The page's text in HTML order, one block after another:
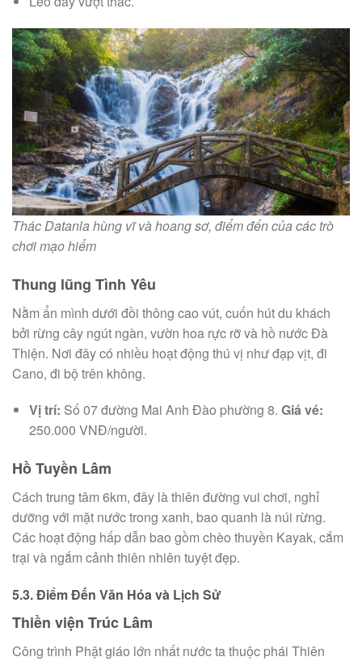
Thác Datanla hùng vĩ và hoang sơ, điểm đến của các trò
chơi mạo hiểm
Thung lũng Tình Yêu
Nằm ẩn mình dưới đồi thông cao vút, cuốn hút du khách
bởi rừng cây ngút ngàn, vườn hoa rực rỡ và hồ nước Đà
Thiện. Nơi đây có nhiều hoạt động thú vị như đạp vịt, đi
Cano, đi bộ trên không.
Vị trí: Số 07 đường Mai Anh Đào phường 8. Giá vé:
250.000 VNĐ/người.
Hồ Tuyền Lâm
Cách trung tâm 6km, đây là thiên đường vui chơi, nghỉ
dưỡng với mặt nước trong xanh, bao quanh là núi rừng.
Các hoạt động hấp dẫn bao gồm chèo thuyền Kayak, cắm
trại và ngắm cảnh thiên nhiên tuyệt đẹp.
5.3. Điểm Đến Văn Hóa và Lịch Sử
Thiền viện Trúc Lâm
Công trình Phật giáo lớn nhất nước ta thuộc phái Thiên